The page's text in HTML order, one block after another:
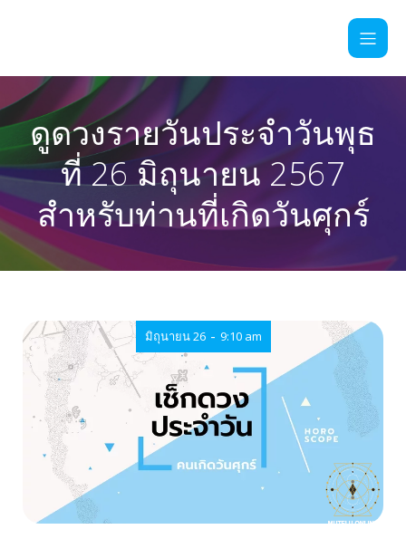
ดูดวงรายวันประจำวันพุธ
ที่ 26 มิถุนายน 2567
สำหรับท่านที่เกิดวันศุกร์
มิถุนายน 26 - 9:10 am